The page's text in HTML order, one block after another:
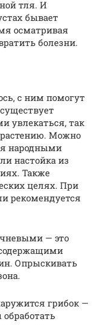
тля. И
бывает
осматривая
болезни.
с ним помогут
увлекаться, так
Можно
народными
настойка из
Также
целях. При
рекомендуется
— это
Опрыскивать
грибок —